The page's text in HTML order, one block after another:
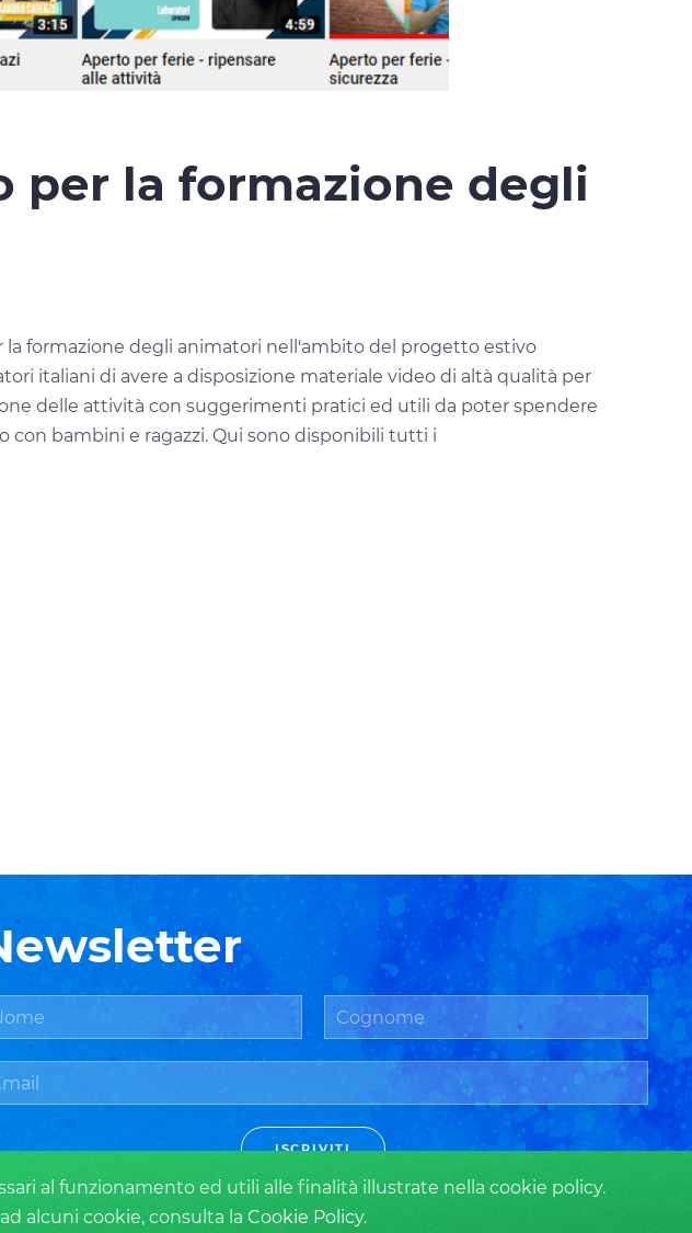
al funzionamento ed utili alle finalità illustrate nella cookie policy.
alcuni cookie, consulta la Cookie Policy.
per la formazione degli
la formazione degli animatori nell'ambito del progetto estivo
italiani di avere a disposizione materiale video di altà qualità per
delle attività con suggerimenti pratici ed utili da poter spendere
bambini e ragazzi. Qui sono disponibili tutti i
ISCRIVITI